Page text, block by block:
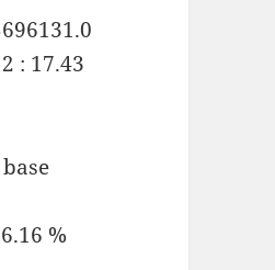
: 17.43
%